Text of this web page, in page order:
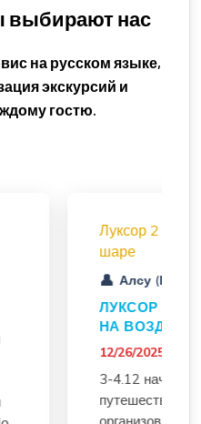
выбирают нас
на русском языке,
экскурсий и
гостю.
дня + полет на воздушном
НА 2 ДНЯ С ПОЛЁТОМ
ШАРЕ
- 05:07
с того, что своё
в Египет начала